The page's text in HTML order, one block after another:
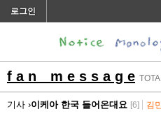
로그인
f a n m e s s a g e
기사 ›이케아 한국 들어온대요 [6] 김